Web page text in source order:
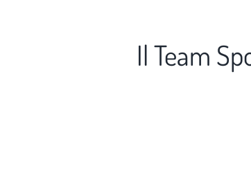
Il Team